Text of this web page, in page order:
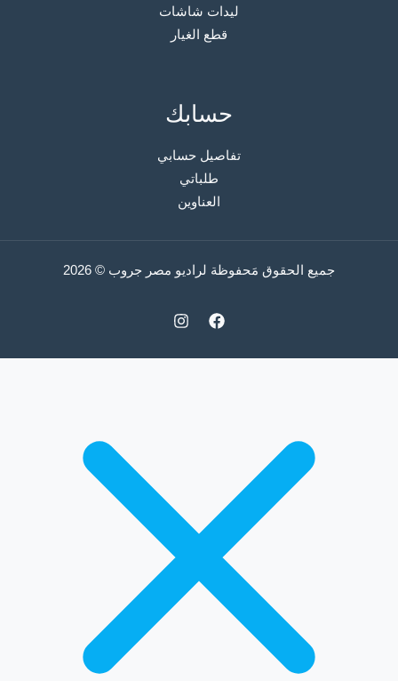
ليدات شاشات
قطع الغيار
حسابك
تفاصيل حسابي
طلباتي
العناوين
جميع الحقوق مَحفوظة لراديو مصر جروب © 2026